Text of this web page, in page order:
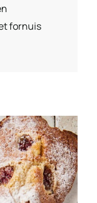
fornuis